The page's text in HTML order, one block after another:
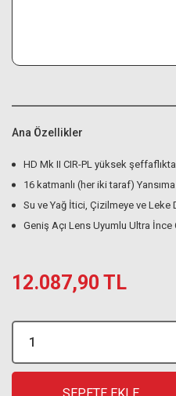
Ana Özellikler
HD Mk II CIR-PL yüksek
16 katmanlı (her iki taraf)
Su ve Yağ İtici, Çizilmeye ve Leke
Geniş Açı Lens Uyumlu Ultra İnce
12.087,90 TL
SEPETE EKLE